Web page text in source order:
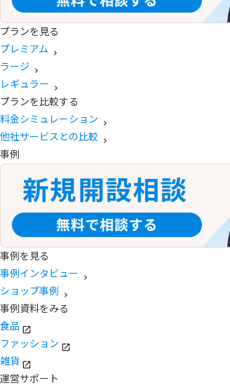
プランを見る
プレミアム
ラージ
レギュラー
プランを比較する
料金シミュレーション
他社サービスとの比較
事例
事例を見る
事例インタビュー
ショップ事例
事例資料をみる
食品
ファッション
雑貨
運営サポート